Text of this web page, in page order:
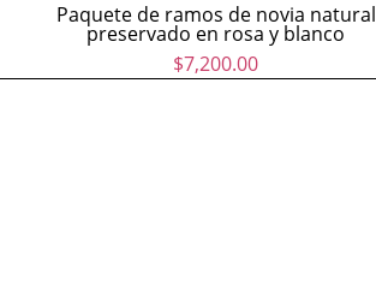
Paquete de ramos de novia natural
preservado en rosa y blanco
$7,200.00